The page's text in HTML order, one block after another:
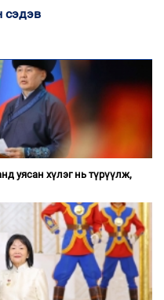
сэдэв
уясан хүлэг нь түрүүлж,